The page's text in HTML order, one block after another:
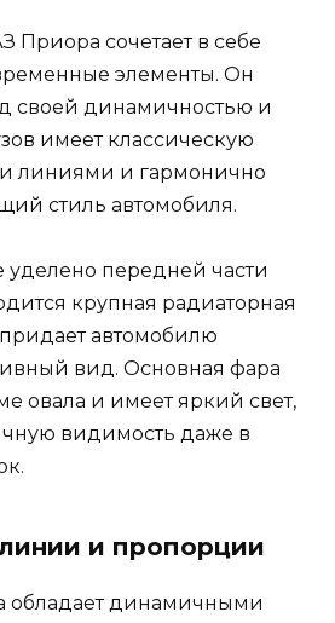
Приора сочетает в себе
элементы. Он
своей динамичностью и
имеет классическую
линиями и гармонично
стиль автомобиля.
передней части
крупная радиаторная
автомобилю
вид. Основная фара
овала и имеет яркий свет,
видимость даже в
и пропорции
обладает динамичными